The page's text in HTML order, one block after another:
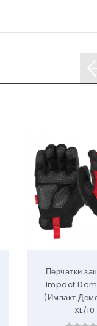
Перчатки
Impact
(Импакт
XL/10